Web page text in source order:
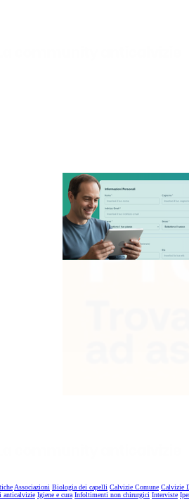
Associazioni Biologia dei capelli Calvizie Comune Calvizie
Igiene e cura Infoltimenti non chirurgici Interviste